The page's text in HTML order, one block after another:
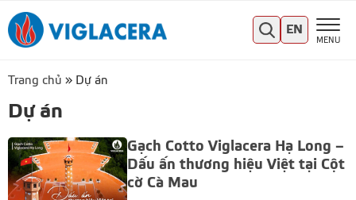
MENU
EN
Trang chủ » Dự án
Dự án
Gạch Cotto Viglacera Hạ Long –
Dấu ấn thương hiệu Việt tại Cột
cờ Cà Mau